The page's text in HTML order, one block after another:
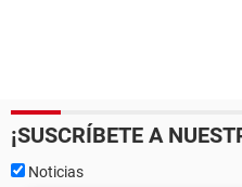
¡SUSCRÍBETE A
Noticias